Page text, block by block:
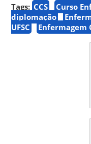
Tags: CCS Curso
diplomação
UFSC
Enfermagem